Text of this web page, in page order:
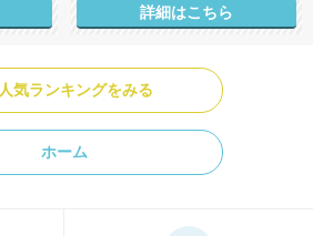
詳細はこちら
人気ランキングをみる
ホーム